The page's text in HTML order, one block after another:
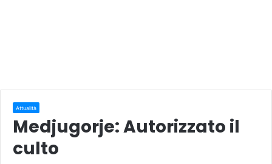
Attualità
Medjugorje: Autorizzato il
culto